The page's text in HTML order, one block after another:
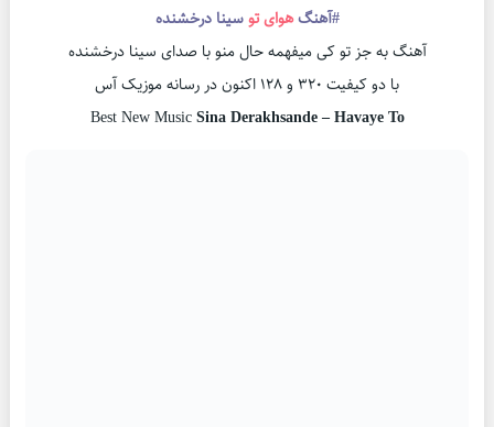
#آهنگهوای توسینا درخشنده
آهنگ به جز تو کی میفهمه حال منو با صدای سینا درخشنده
با دو کیفیت ۳۲۰ و ۱۲۸ اکنون در رسانه موزیک آس
Best New MusicSina Derakhsande – Havaye To